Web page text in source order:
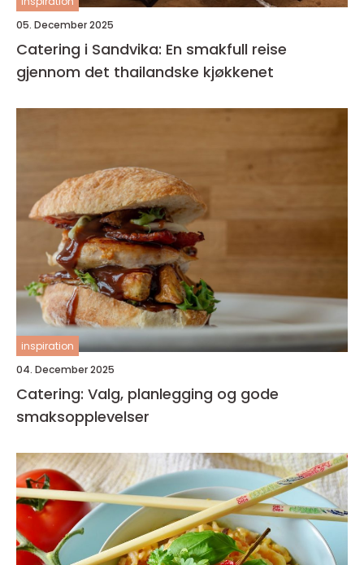
05. December 2025
Catering i Sandvika: En smakfull reise
gjennom det thailandske kjøkkenet
inspiration
04. December 2025
Catering: Valg, planlegging og gode
smaksopplevelser